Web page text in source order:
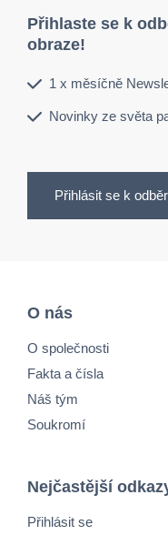
Přihlaste se k
obraze!
1 x měsíčně
Novinky ze světa
Přihlásit se k
O nás
O společnosti
Fakta a čísla
Náš tým
Soukromí
Nejčastější
Přihlásit se